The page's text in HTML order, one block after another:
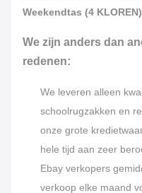
Weekendtas (4 KLOREN)
We zijn anders dan
redenen:
We leveren alleen
schoolrugzakken en
onze grote
hele tijd aan zeer
Ebay verkopers
verkoop elke maand